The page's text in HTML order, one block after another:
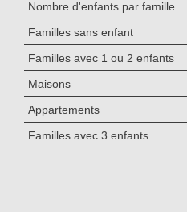
Nombre d'enfants par famille
Familles sans enfant
Familles avec 1 ou 2 enfants
Maisons
Appartements
Familles avec 3 enfants